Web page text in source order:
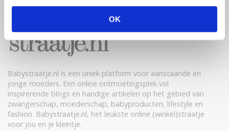
OK
Babystraatje.nl is een uniek platform voor aanstaande en
jonge moeders. Een online ontmoetingsplek vol
inspirerende blogs en handige artikelen op het gebied van
zwangerschap, moederschap, babyproducten, lifestyle en
fashion. Babystraatje.nl, het leukste online (winkel)straatje
voor jou en je kleintje.